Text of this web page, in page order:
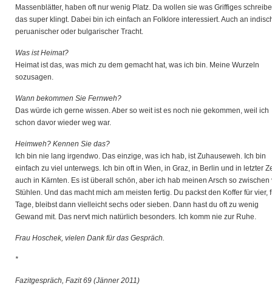
Massenblätter, haben oft nur wenig Platz. Da wollen sie was Griffiges
das super klingt. Dabei bin ich einfach an Folklore interessiert. Auch an
peruanischer oder bulgarischer Tracht.
Was ist Heimat?
Heimat ist das, was mich zu dem gemacht hat, was ich bin. Meine Wurzeln
sozusagen.
Wann bekommen Sie Fernweh?
Das würde ich gerne wissen. Aber so weit ist es noch nie gekommen, weil ich
schon davor wieder weg war.
Heimweh? Kennen Sie das?
Ich bin nie lang irgendwo. Das einzige, was ich hab, ist Zuhauseweh. Ich bin
einfach zu viel unterwegs. Ich bin oft in Wien, in Graz, in Berlin und in letzter
auch in Kärnten. Es ist überall schön, aber ich hab meinen Arsch so zwischen
Stühlen. Und das macht mich am meisten fertig. Du packst den Koffer für vier,
Tage, bleibst dann vielleicht sechs oder sieben. Dann hast du oft zu wenig
Gewand mit. Das nervt mich natürlich besonders. Ich komm nie zur Ruhe.
Frau Hoschek, vielen Dank für das Gespräch.
*
Fazitgespräch, Fazit 69 (Jänner 2011)